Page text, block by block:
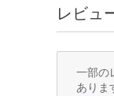
レビュ
一部の
ありま